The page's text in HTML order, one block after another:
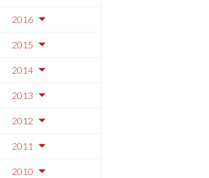
2016
2015
2014
2013
2012
2011
2010